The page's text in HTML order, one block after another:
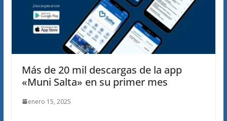
Más de 20 mil descargas de la app
«Muni Salta» en su primer mes
enero 15, 2025